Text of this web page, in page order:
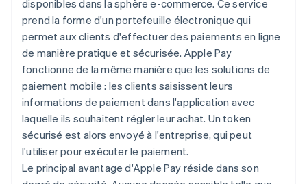
disponibles dans la sphère e-commerce. Ce service
prend la forme d'un portefeuille électronique qui
permet aux clients d'effectuer des paiements en ligne
de manière pratique et sécurisée. Apple Pay
fonctionne de la même manière que les solutions de
paiement mobile : les clients saisissent leurs
informations de paiement dans l'application avec
laquelle ils souhaitent régler leur achat. Un token
sécurisé est alors envoyé à l'entreprise, qui peut
l'utiliser pour exécuter le paiement.
Le principal avantage d'Apple Pay réside dans son